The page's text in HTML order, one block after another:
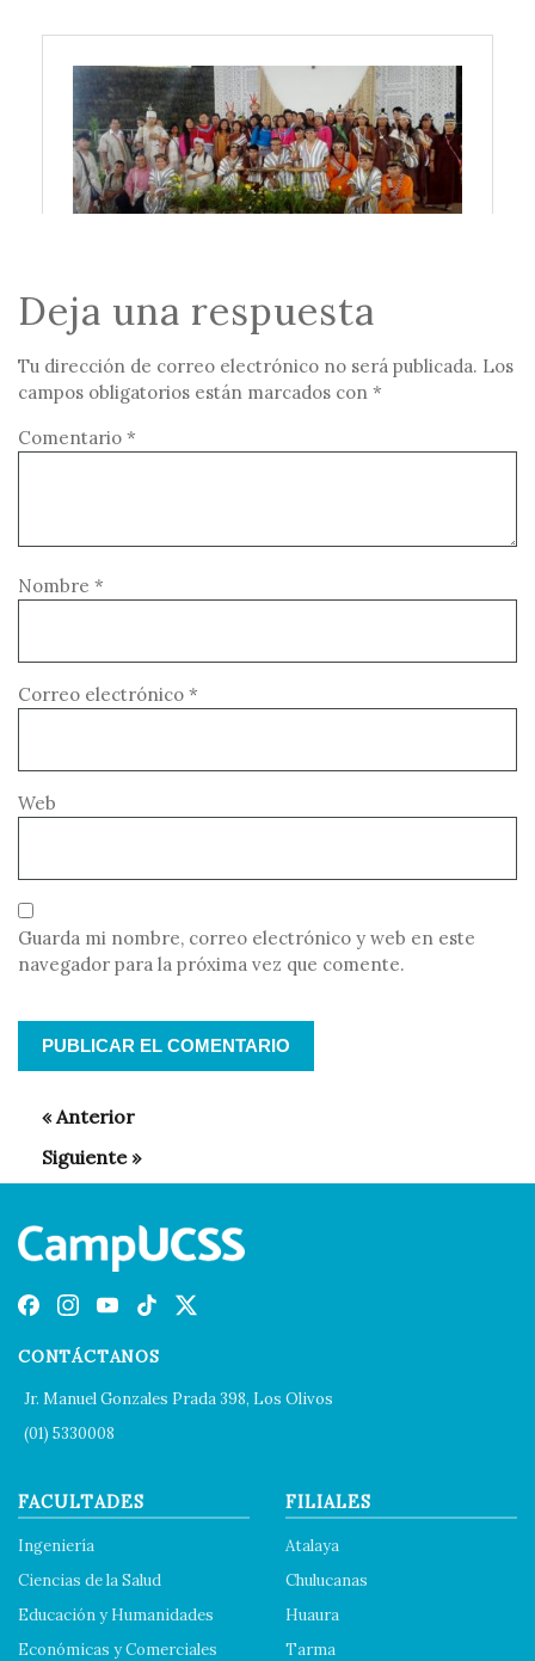
Deja una respuesta
Tu dirección de correo electrónico no será publicada. Los
campos obligatorios están marcados con *
Comentario *
Nombre *
Correo electrónico *
Web
Guarda mi nombre, correo electrónico y web en este
navegador para la próxima vez que comente.
CONTÁCTANOS
Jr. Manuel Gonzales Prada 398, Los Olivos
(01) 5330008
FACULTADES
Ingeniería
Ciencias de la Salud
Educación y Humanidades
Económicas y Comerciales
FILIALES
Atalaya
Chulucanas
Huaura
Tarma